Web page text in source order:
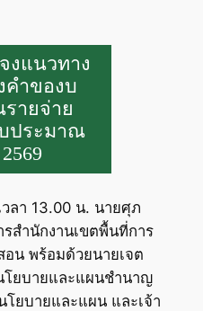
งแนวทาง
คำของบ
ายจ่าย
ประมาณ
ลา 13.00 น. นายศุภ
สำนักงานเขตพื้นที่การ
น พร้อมด้วยนายเจต
โยบายและแผนชำนาญ
ยบายและแผน และเจ้า